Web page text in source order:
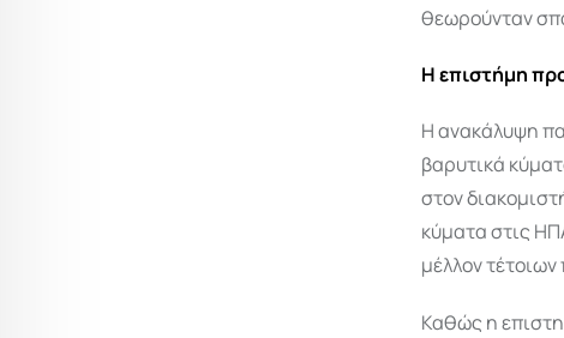
θεωρούνταν
Η επιστήμη
Η ανακάλυψη
βαρυτικά
στον
κύματα στις
μέλλον
Καθώς η